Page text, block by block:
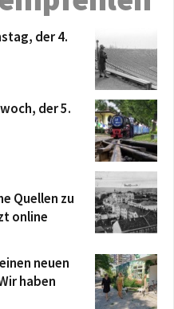
der 4.
der 5.
Quellen zu
online
neuen
haben